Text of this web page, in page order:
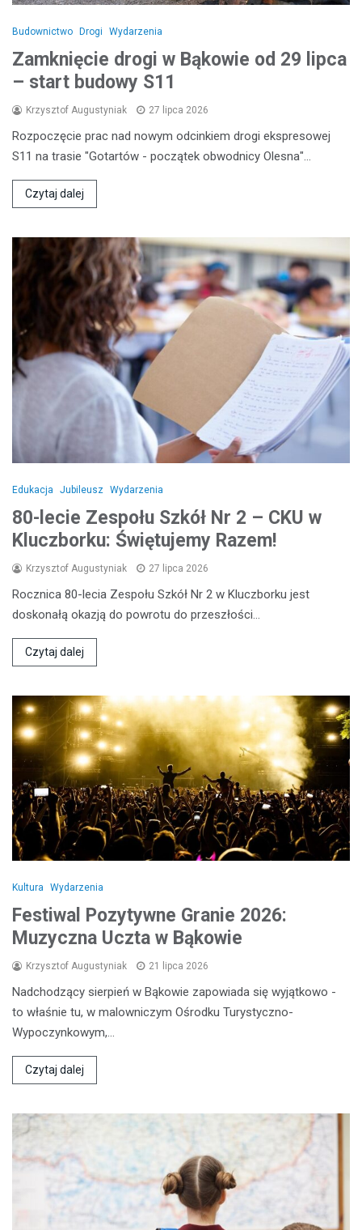
Budownictwo Drogi Wydarzenia
Zamknięcie drogi w Bąkowie od 29 lipca
– start budowy S11
Krzysztof Augustyniak 27 lipca 2026
Rozpoczęcie prac nad nowym odcinkiem drogi ekspresowej
S11 na trasie "Gotartów - początek obwodnicy Olesna"…
Czytaj dalej
Edukacja Jubileusz Wydarzenia
80-lecie Zespołu Szkół Nr 2 – CKU w
Kluczborku: Świętujemy Razem!
Krzysztof Augustyniak 27 lipca 2026
Rocznica 80-lecia Zespołu Szkół Nr 2 w Kluczborku jest
doskonałą okazją do powrotu do przeszłości…
Czytaj dalej
Kultura Wydarzenia
Festiwal Pozytywne Granie 2026:
Muzyczna Uczta w Bąkowie
Krzysztof Augustyniak 21 lipca 2026
Nadchodzący sierpień w Bąkowie zapowiada się wyjątkowo -
to właśnie tu, w malowniczym Ośrodku Turystyczno-
Wypoczynkowym,…
Czytaj dalej